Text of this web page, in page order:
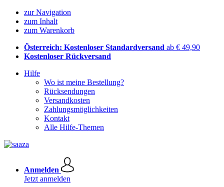
zur Navigation
zum Inhalt
zum Warenkorb
Österreich: Kostenloser Standardversand ab € 49,90
Kostenloser Rückversand
Hilfe
Wo ist meine Bestellung?
Rücksendungen
Versandkosten
Zahlungsmöglichkeiten
Kontakt
Alle Hilfe-Themen
Anmelden
Jetzt anmelden